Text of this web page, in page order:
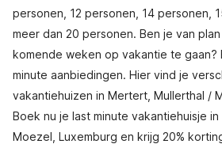
personen, 12 personen, 14 personen,
meer dan 20 personen. Ben je van
komende weken op vakantie te gaan?
minute aanbiedingen. Hier vind je
vakantiehuizen in Mertert, Mullerthal /
Boek nu je last minute vakantiehuisje
Moezel, Luxemburg en krijg 20%